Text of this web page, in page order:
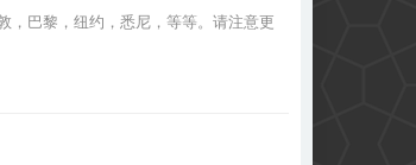
，巴黎，纽约，悉尼，等等。请注意更